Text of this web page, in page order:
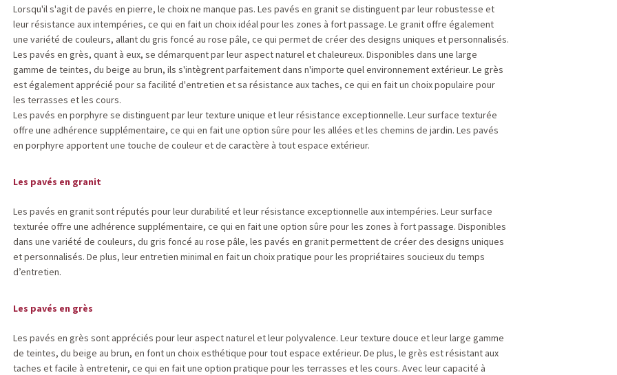
Lorsqu'il s'agit de pavés en pierre, le choix ne manque pas. Les pavés en granit se distinguent par leur robustesse et
leur résistance aux intempéries, ce qui en fait un choix idéal pour les zones à fort passage. Le granit offre également
une variété de couleurs, allant du gris foncé au rose pâle, ce qui permet de créer des designs uniques et personnalisés.
Les pavés en grès, quant à eux, se démarquent par leur aspect naturel et chaleureux. Disponibles dans une large
gamme de teintes, du beige au brun, ils s'intègrent parfaitement dans n'importe quel environnement extérieur. Le grès
est également apprécié pour sa facilité d'entretien et sa résistance aux taches, ce qui en fait un choix populaire pour
les terrasses et les cours.
Les pavés en porphyre se distinguent par leur texture unique et leur résistance exceptionnelle. Leur surface texturée
offre une adhérence supplémentaire, ce qui en fait une option sûre pour les allées et les chemins de jardin. Les pavés
en porphyre apportent une touche de couleur et de caractère à tout espace extérieur.
Les pavés en granit
Les pavés en granit sont réputés pour leur durabilité et leur résistance exceptionnelle aux intempéries. Leur surface
texturée offre une adhérence supplémentaire, ce qui en fait une option sûre pour les zones à fort passage. Disponibles
dans une variété de couleurs, du gris foncé au rose pâle, les pavés en granit permettent de créer des designs uniques
et personnalisés. De plus, leur entretien minimal en fait un choix pratique pour les propriétaires soucieux du temps
d’entretien.
Les pavés en grès
Les pavés en grès sont appréciés pour leur aspect naturel et leur polyvalence. Leur texture douce et leur large gamme
de teintes, du beige au brun, en font un choix esthétique pour tout espace extérieur. De plus, le grès est résistant aux
taches et facile à entretenir, ce qui en fait une option pratique pour les terrasses et les cours. Avec leur capacité à